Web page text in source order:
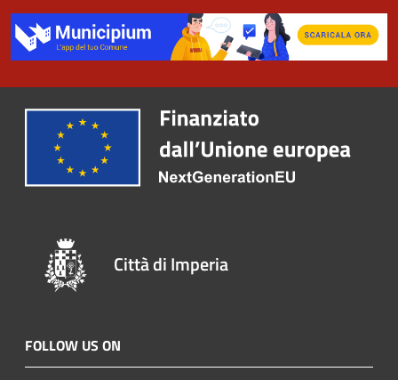
Città di Imperia
FOLLOW US ON